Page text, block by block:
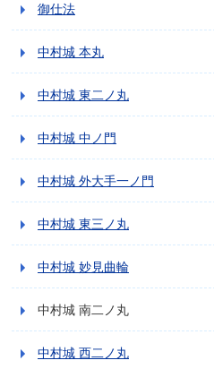
御仕法
中村城 本丸
中村城 東二ノ丸
中村城 中ノ門
中村城 外大手一ノ門
中村城 東三ノ丸
中村城 妙見曲輪
中村城 南二ノ丸
中村城 西二ノ丸